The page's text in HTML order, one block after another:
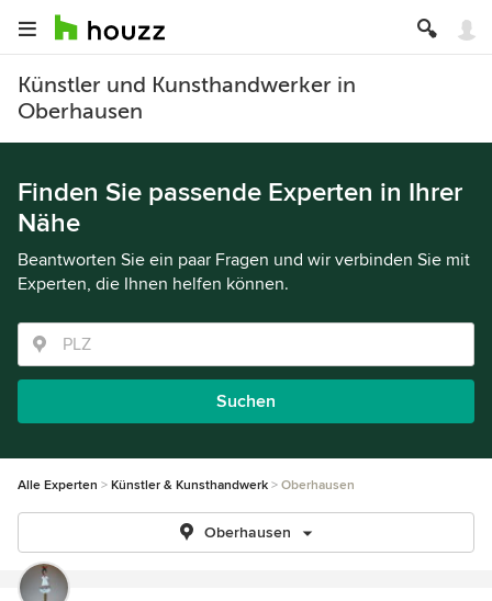
Künstler und Kunsthandwerker in
Oberhausen
Finden Sie passende Experten in Ihrer
Nähe
Beantworten Sie ein paar Fragen und wir verbinden Sie mit
Experten, die Ihnen helfen können.
Suchen
Alle Experten Künstler & Kunsthandwerk Oberhausen
Oberhausen